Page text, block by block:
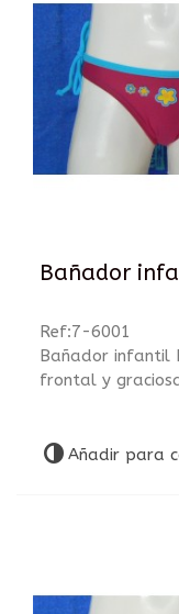
Bañador
Ref:7-6001
Bañador infantil
frontal y
Añadir para